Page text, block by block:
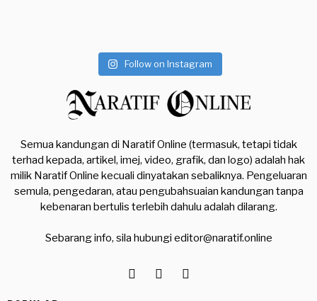
Follow on Instagram
Semua kandungan di Naratif Online (termasuk, tetapi tidak
terhad kepada, artikel, imej, video, grafik, dan logo) adalah hak
milik Naratif Online kecuali dinyatakan sebaliknya. Pengeluaran
semula, pengedaran, atau pengubahsuaian kandungan tanpa
kebenaran bertulis terlebih dahulu adalah dilarang.
Sebarang info, sila hubungi editor@naratif.online